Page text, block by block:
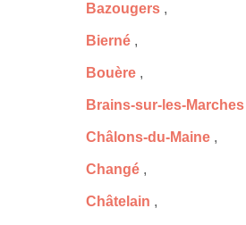
Bazougers ,
Bierné ,
Bouère ,
Brains-sur-les-Marches
Châlons-du-Maine ,
Changé ,
Châtelain ,